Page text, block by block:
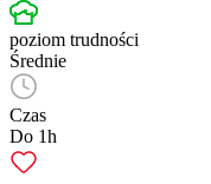
poziom trudności
Średnie
Czas
Do 1h